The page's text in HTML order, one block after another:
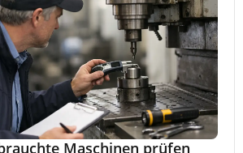
Maschinen prüfen